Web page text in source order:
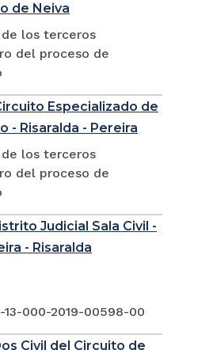
de Neiva
los terceros
del proceso de
Especializado de
- Risaralda - Pereira
los terceros
del proceso de
Judicial Sala Civil -
- Risaralda
13-000-2019-00598-00
Civil del Circuito de